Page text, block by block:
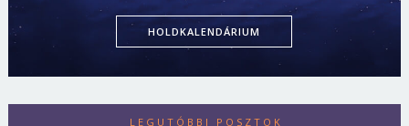
HOLDKALENDÁRIUM
LEGUTÓBBI POSZTOK